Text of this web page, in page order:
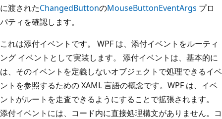
に渡されたChangedButtonのMouseButtonEventArgs プロ
パティを確認します。
これは添付イベントです。 WPF は、添付イベントをルーティ
ング イベントとして実装します。 添付イベントは、基本的に
は、そのイベントを定義しないオブジェクトで処理できるイベ
ントを参照するための XAML 言語の概念です。WPF は、イベ
ントがルートを走査できるようにすることで拡張されます。
添付イベントには、コード内に直接処理構文がありません。コ